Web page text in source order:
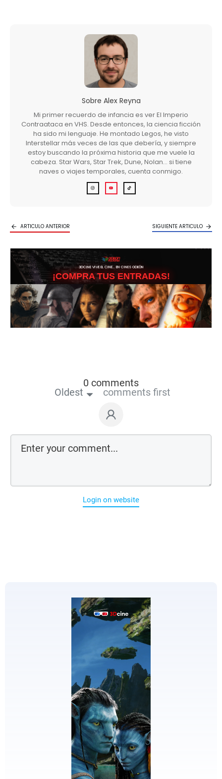
Sobre Alex Reyna
Mi primer recuerdo de infancia es ver El Imperio
Contraataca en VHS. Desde entonces, la ciencia ficción
ha sido mi lenguaje. He montado Legos, he visto
Interstellar más veces de las que debería, y siempre
estoy buscando la próxima historia que me vuele la
cabeza. Star Wars, Star Trek, Dune, Nolan… si tiene
naves o viajes temporales, cuenta conmigo.
ARTICULO ANTERIOR SIGUIENTE ARTICULO
3DCINE VIVE EL CINE… EN CINES ODEÓN
¡COMPRA TUS ENTRADAS!
0 comments
Oldest comments first
Login on website